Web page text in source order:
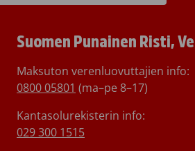
Suomen Punainen Risti,
Maksuton verenluovuttajien info:
0800 05801 (ma–pe 8–17)
Kantasolurekisterin info:
029 300 1515